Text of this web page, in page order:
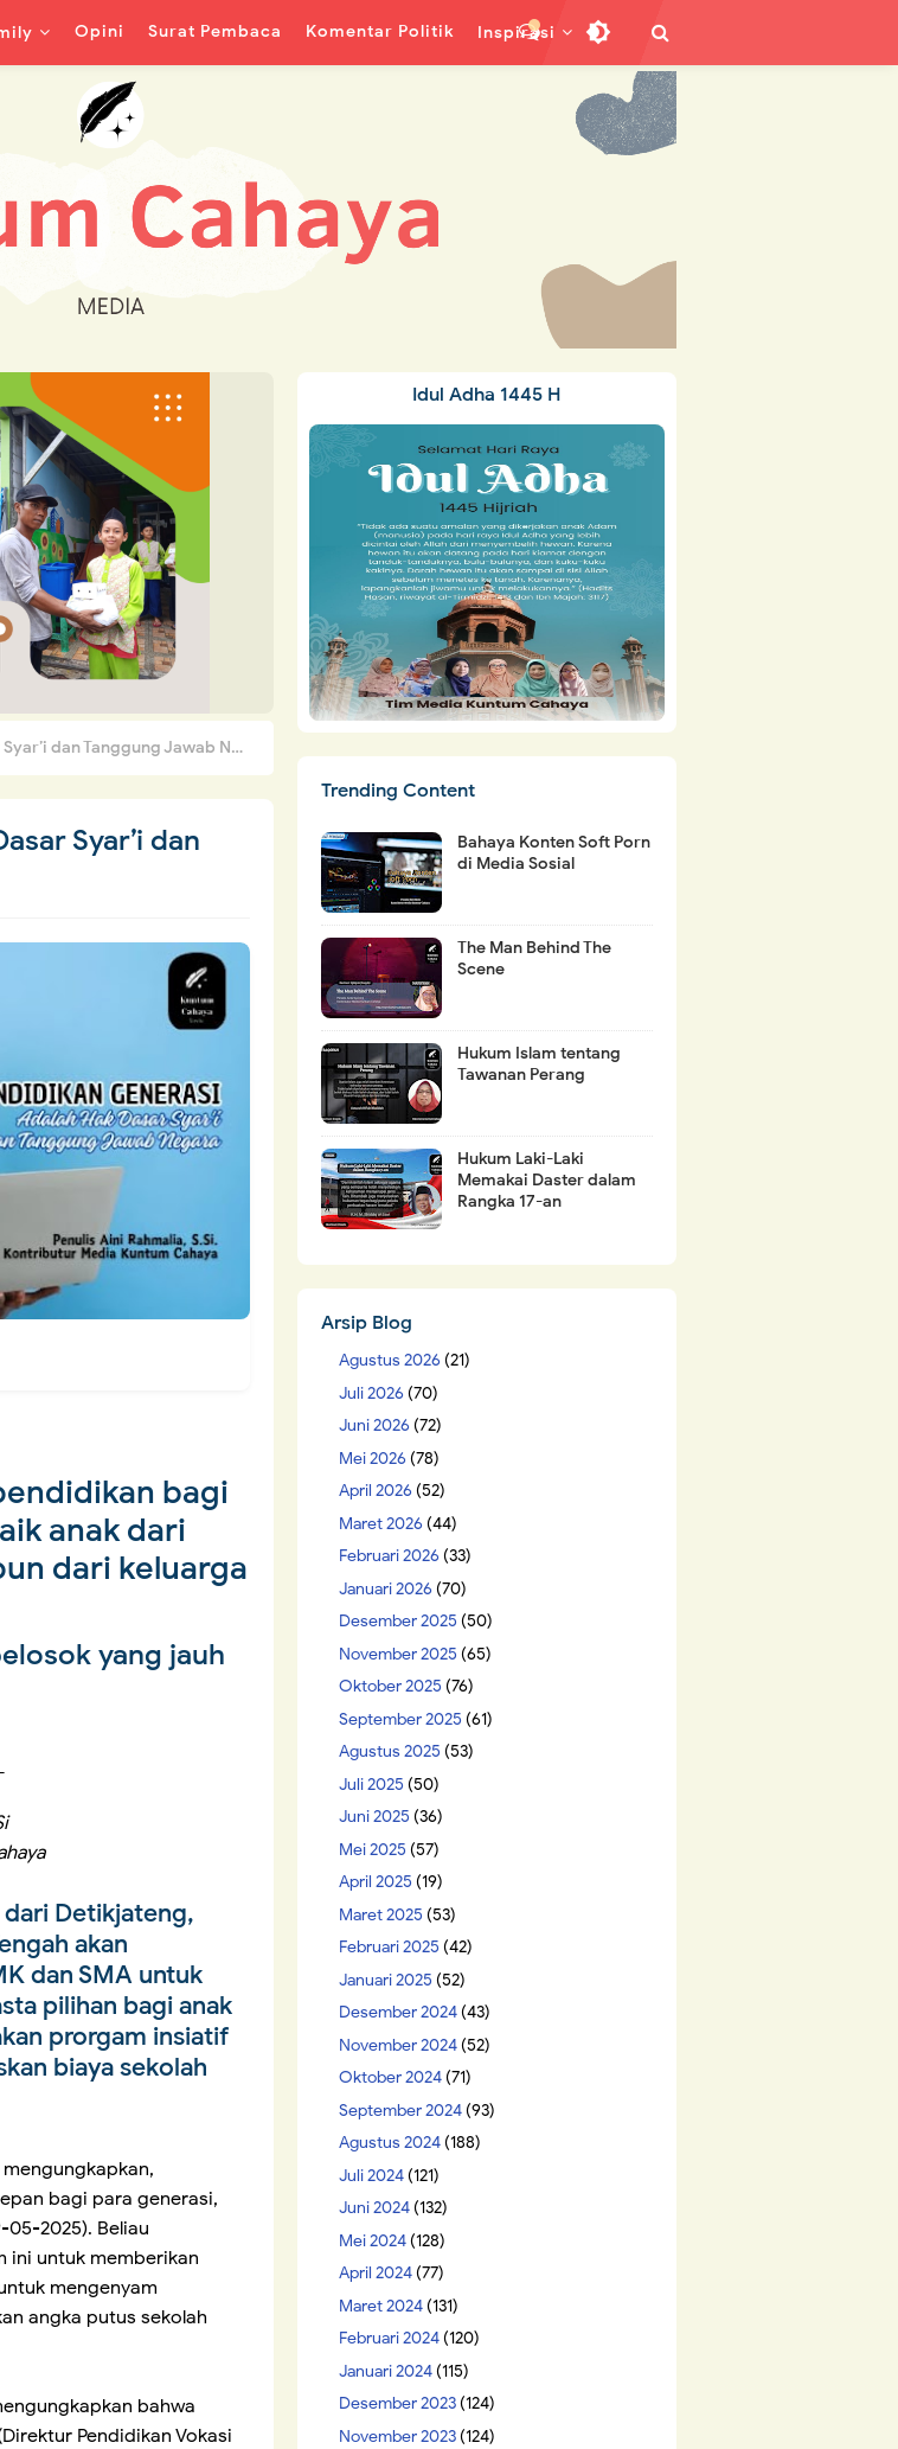
Opini Surat Pembaca Komentar Politik Inspirasi
dan Tanggung Jawab Negara
Syar’i dan
bagi
anak dari
dari keluarga
yang jauh
Detikjateng,
akan
dan SMA untuk
pilihan bagi anak
prorgam insiatif
biaya sekolah
bagi para generasi,
2025). Beliau
ini untuk memberikan
mengenyam
angka putus sekolah
bahwa
Pendidikan Vokasi
Idul Adha 1445 H
Trending Content
Bahaya Konten Soft Porn
di Media Sosial
The Man Behind The
Scene
Hukum Islam tentang
Tawanan Perang
Hukum Laki-Laki
Memakai Daster dalam
Rangka 17-an
Arsip Blog
Agustus 2026 (21)
Juli 2026 (70)
Juni 2026 (72)
Mei 2026 (78)
April 2026 (52)
Maret 2026 (44)
Februari 2026 (33)
Januari 2026 (70)
Desember 2025 (50)
November 2025 (65)
Oktober 2025 (76)
September 2025 (61)
Agustus 2025 (53)
Juli 2025 (50)
Juni 2025 (36)
Mei 2025 (57)
April 2025 (19)
Maret 2025 (53)
Februari 2025 (42)
Januari 2025 (52)
Desember 2024(43)
November 2024(52)
Oktober 2024(71)
September 2024(93)
Agustus 2024(188)
Juli 2024(121)
Juni 2024(132)
Mei 2024(128)
April 2024(77)
Maret 2024(131)
Februari 2024(120)
Januari 2024(115)
Desember 2023(124)
November 2023(124)